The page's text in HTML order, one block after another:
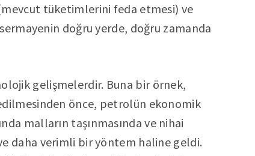
tüketimlerini feda etmesi) ve
doğru yerde, doğru zamanda
gelişmelerdir. Buna bir örnek,
önce, petrolün ekonomik
malların taşınmasında ve nihai
daha verimli bir yöntem haline geldi.